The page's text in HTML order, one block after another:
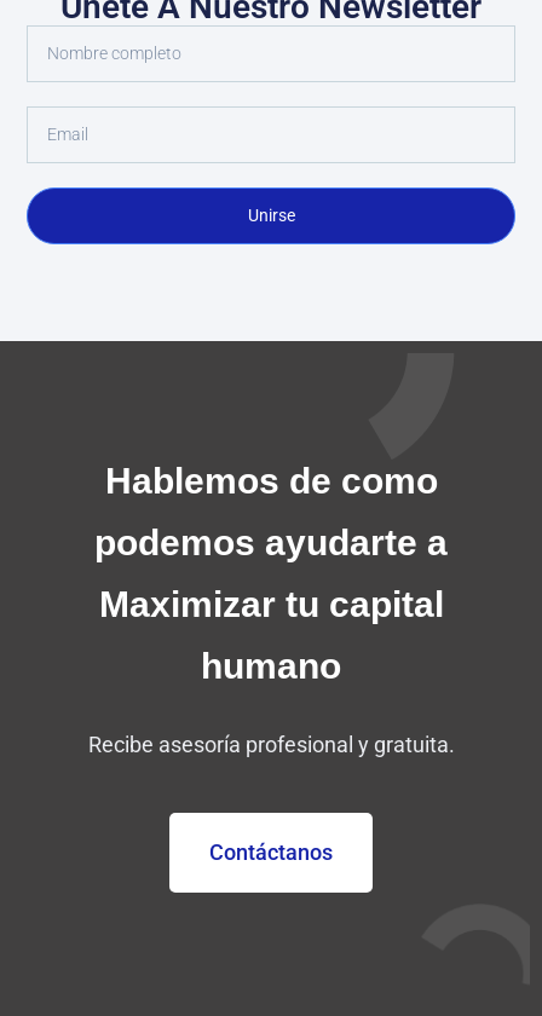
Unirse
Hablemos de como
podemos ayudarte a
Maximizar tu capital
humano
Recibe asesoría profesional y gratuita.
Contáctanos